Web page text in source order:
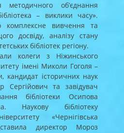
методичного об’єднання
– виклики часу».
комплексне вивчення та
досвіду, аналізу стану
бібліотек регіону.
колеги з Ніжинського
імені Миколи Гоголя –
кандидат історичних наук
Сергійович та завідувач
бібліотеки Осипова
Наукову бібліотеку
«Чернігівська
директор Мороз